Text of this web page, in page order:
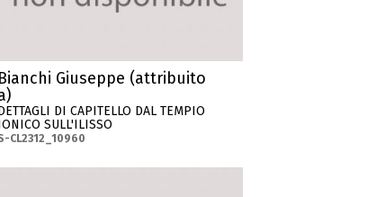
Bianchi Giuseppe (attribuito
DI CAPITELLO DAL TEMPIO
SULL'ILISSO
CL2312_10960